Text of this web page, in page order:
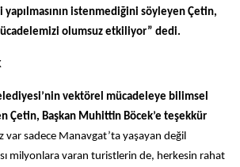
yapılmasının istenmediğini söyleyen Çetin,
olumsuz etkiliyor” dedi.
vektörel mücadeleye bilimsel
Çetin, Başkan Muhittin Böcek’e teşekkür
var sadece Manavgat’ta yaşayan değil
milyonlara varan turistlerin de, herkesin rahat